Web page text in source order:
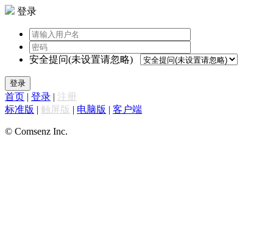
登录
安全提问(未设置请忽略)
登录
首页 | 登录 | 注册
标准版 | 触屏版 | 电脑版 | 客户端
© Comsenz Inc.